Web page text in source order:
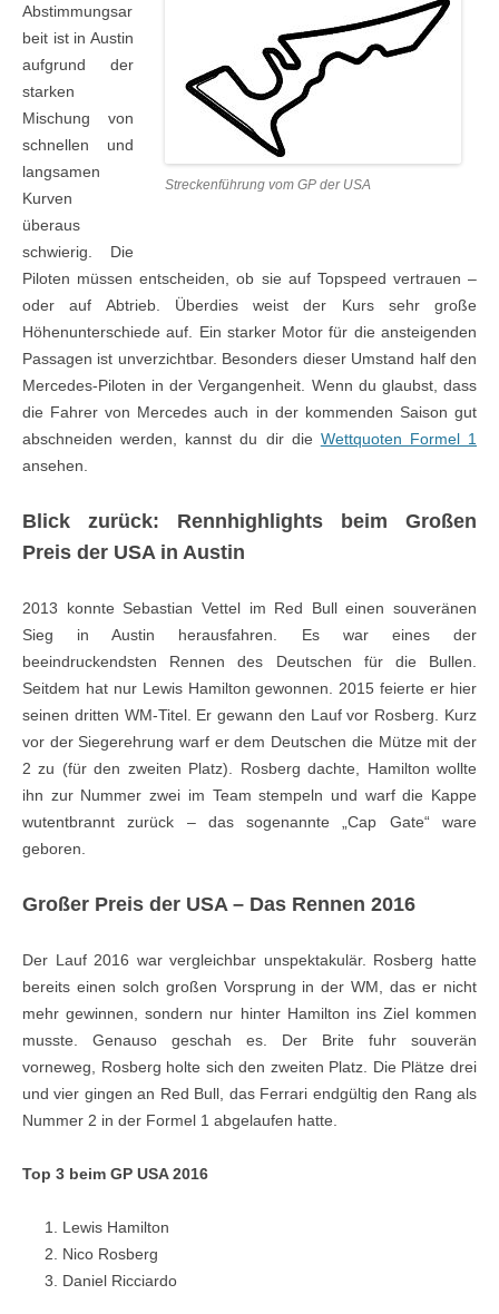
Streckenführung vom GP der USA
Abstimmungsar
beit ist in Austin
aufgrund der
starken
Mischung von
schnellen und
langsamen
Kurven
überaus
schwierig. Die
Piloten müssen entscheiden, ob sie auf Topspeed vertrauen –
oder auf Abtrieb. Überdies weist der Kurs sehr große
Höhenunterschiede auf. Ein starker Motor für die ansteigenden
Passagen ist unverzichtbar. Besonders dieser Umstand half den
Mercedes-Piloten in der Vergangenheit. Wenn du glaubst, dass
die Fahrer von Mercedes auch in der kommenden Saison gut
abschneiden werden, kannst du dir die Wettquoten Formel 1
ansehen.
Blick zurück: Rennhighlights beim Großen
Preis der USA in Austin
2013 konnte Sebastian Vettel im Red Bull einen souveränen
Sieg in Austin herausfahren. Es war eines der
beeindruckendsten Rennen des Deutschen für die Bullen.
Seitdem hat nur Lewis Hamilton gewonnen. 2015 feierte er hier
seinen dritten WM-Titel. Er gewann den Lauf vor Rosberg. Kurz
vor der Siegerehrung warf er dem Deutschen die Mütze mit der
2 zu (für den zweiten Platz). Rosberg dachte, Hamilton wollte
ihn zur Nummer zwei im Team stempeln und warf die Kappe
wutentbrannt zurück – das sogenannte „Cap Gate“ ware
geboren.
Großer Preis der USA – Das Rennen 2016
Der Lauf 2016 war vergleichbar unspektakulär. Rosberg hatte
bereits einen solch großen Vorsprung in der WM, das er nicht
mehr gewinnen, sondern nur hinter Hamilton ins Ziel kommen
musste. Genauso geschah es. Der Brite fuhr souverän
vorneweg, Rosberg holte sich den zweiten Platz. Die Plätze drei
und vier gingen an Red Bull, das Ferrari endgültig den Rang als
Nummer 2 in der Formel 1 abgelaufen hatte.
Top 3 beim GP USA 2016
Lewis Hamilton
Nico Rosberg
Daniel Ricciardo